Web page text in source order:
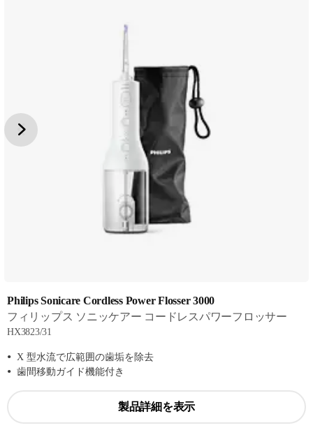
Philips Sonicare Cordless Power Flosser 3000
フィリップス ソニッケアー コードレスパワーフロッサー
HX3823/31
X 型水流で広範囲の歯垢を除去
歯間移動ガイド機能付き
製品詳細を表示